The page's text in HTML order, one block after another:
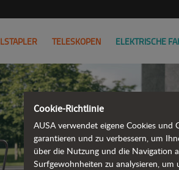
TELESKOPEN ELEKTRISCHE
Cookie-Richtlinie
AUSA verwendet eigene Cookies
garantieren und zu verbessern, um
über die Nutzung und die Navigation
Surfgewohnheiten zu analysieren,